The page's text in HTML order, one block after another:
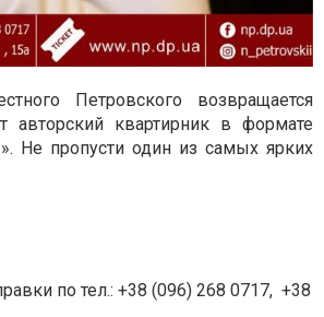
Петровского возвращается
авторский квартирник в формате
Не пропусти один из самых ярких
по тел.: +38 (096) 268 0717, +38